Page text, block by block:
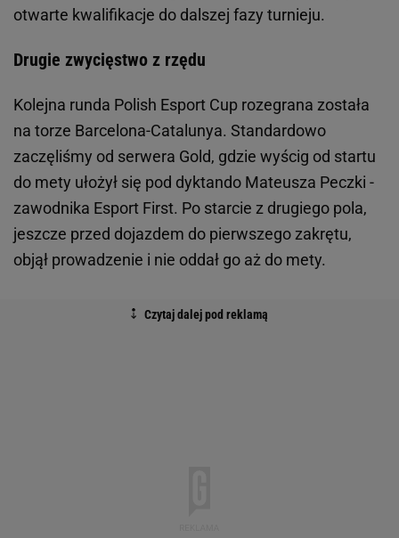
otwarte kwalifikacje do dalszej fazy turnieju.
Drugie zwycięstwo z rzędu
Kolejna runda Polish Esport Cup rozegrana została
na torze Barcelona-Catalunya. Standardowo
zaczęliśmy od serwera Gold, gdzie wyścig od startu
do mety ułożył się pod dyktando Mateusza Peczki -
zawodnika Esport First. Po starcie z drugiego pola,
jeszcze przed dojazdem do pierwszego zakrętu,
objął prowadzenie i nie oddał go aż do mety.